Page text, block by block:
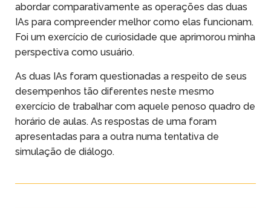
abordar comparativamente as operações das duas
IAs para compreender melhor como elas funcionam.
Foi um exercício de curiosidade que aprimorou minha
perspectiva como usuário.
As duas IAs foram questionadas a respeito de seus
desempenhos tão diferentes neste mesmo
exercício de trabalhar com aquele penoso quadro de
horário de aulas. As respostas de uma foram
apresentadas para a outra numa tentativa de
simulação de diálogo.